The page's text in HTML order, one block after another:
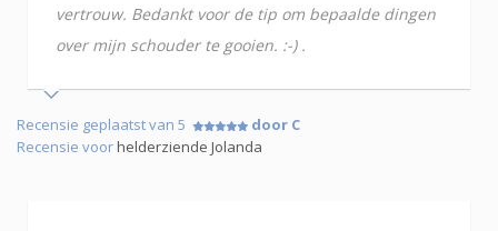
vertrouw. Bedankt voor de tip om bepaalde dingen
over mijn schouder te gooien. :-) .
Recensie geplaatst van 5
door C
Recensie voorhelderziende Jolanda